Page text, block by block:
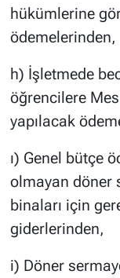
hükümlerine
ödemelerinden,
h) İşletmede
öğrencilere
yapılacak
ı) Genel bütçe
olmayan döner
binaları için
giderlerinden,
i) Döner